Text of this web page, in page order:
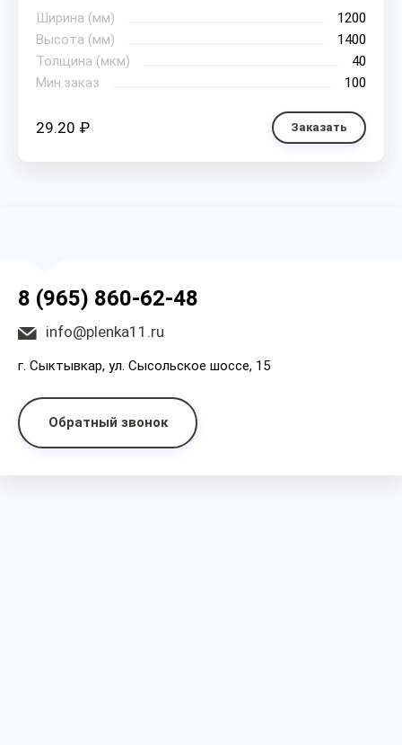
Ширина (мм)
1200
Высота (мм)
1400
Толщина (мкм)
40
Мин.заказ
100
29.20 ₽ Заказать
8 (965) 860-62-48
info@plenka11.ru
г. Сыктывкар, ул. Сысольское шоссе, 15
Обратный звонок